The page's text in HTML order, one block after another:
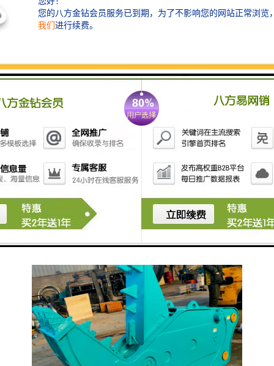
作业效率高，搭配破碎锤使用，免除了人工作业的危险
钳体、油缸，运动颚、固定颚部件组成，通过液压系统
对液压油缸施加运动压力，使液压钳的运动颚和固定颚
实现张合运动，实现粉碎效果。所有的破碎钳都配备了
况，所有型号都配备钢筋切割刀片。